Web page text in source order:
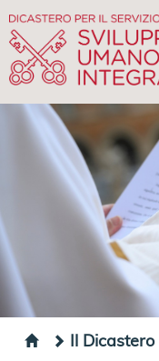
Il Dicastero